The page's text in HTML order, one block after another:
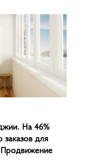
На 46%
заказов для